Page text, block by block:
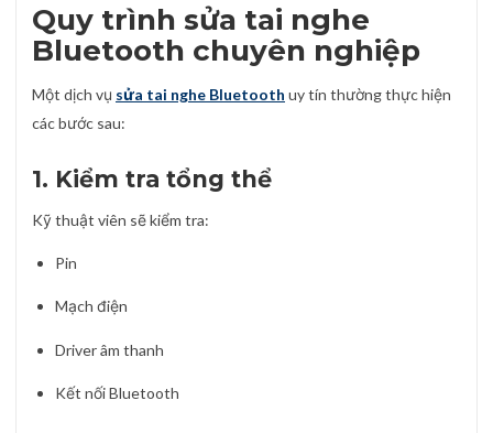
Quy trình sửa tai nghe
Bluetooth chuyên nghiệp
Một dịch vụ sửa tai nghe Bluetooth uy tín thường thực hiện
các bước sau:
1. Kiểm tra tổng thể
Kỹ thuật viên sẽ kiểm tra:
Pin
Mạch điện
Driver âm thanh
Kết nối Bluetooth